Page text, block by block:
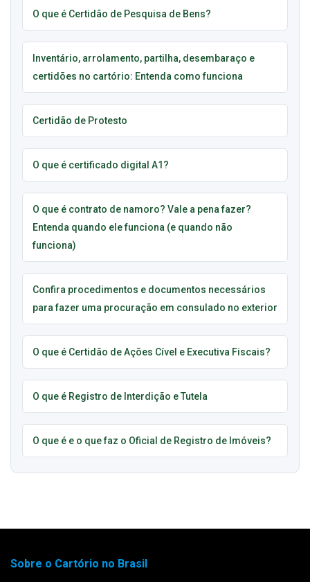
O que é Certidão de Pesquisa de Bens?
Inventário, arrolamento, partilha, desembaraço e
certidões no cartório: Entenda como funciona
Certidão de Protesto
O que é certificado digital A1?
O que é contrato de namoro? Vale a pena fazer?
Entenda quando ele funciona (e quando não
funciona)
Confira procedimentos e documentos necessários
para fazer uma procuração em consulado no exterior
O que é Certidão de Ações Cível e Executiva Fiscais?
O que é Registro de Interdição e Tutela
O que é e o que faz o Oficial de Registro de Imóveis?
Sobre o Cartório no Brasil